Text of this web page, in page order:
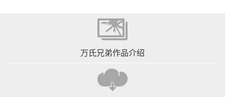
万氏兄弟作品介绍